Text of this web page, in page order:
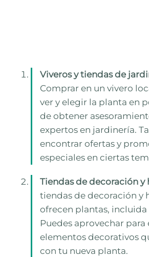
Viveros y tiendas de
Comprar en un vivero
ver y elegir la planta en
de obtener
expertos en jardinería.
encontrar ofertas y
especiales en ciertas
Tiendas de decoración y
tiendas de decoración y
ofrecen plantas, incluida
Puedes aprovechar
elementos decorativos
con tu nueva planta.